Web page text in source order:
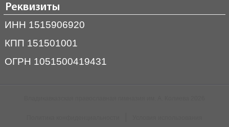
Реквизиты
ИНН 1515906920
КПП 151501001
ОГРН 1051500419431